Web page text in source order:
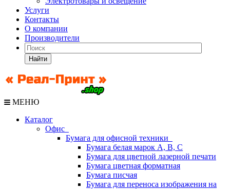
Услуги
Контакты
О компании
Производители
Найти
МЕНЮ
Каталог
Офис
Бумага для офисной техники
Бумага белая марок А, В, С
Бумага для цветной лазерной печати
Бумага цветная форматная
Бумага писчая
Бумага для переноса изображения на